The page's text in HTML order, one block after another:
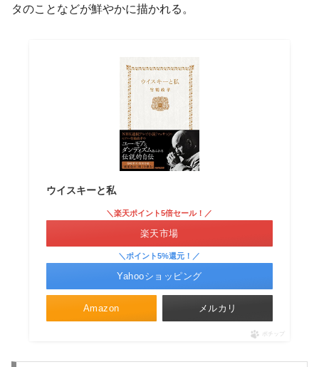
タのことなどが鮮やかに描かれる。
ウイスキーと私
Amazon
＼楽天ポイント5倍セール！／
楽天市場
＼ポイント5%還元！／
Yahooショッピング
メルカリ
ポチップ